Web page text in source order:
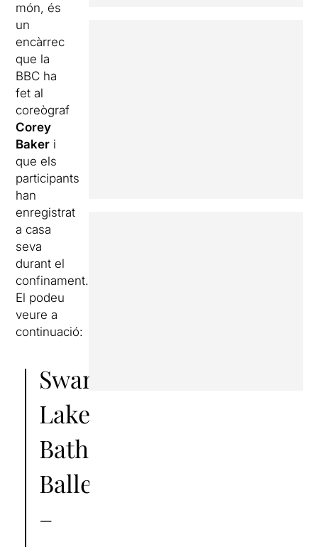
món, és
un
encàrrec
que la
BBC ha
fet al
coreògraf
Corey
Baker i
que els
participants
han
enregistrat
a casa
seva
durant el
confinament.
El podeu
veure a
continuació:
Swan
Lake
Bath
Ballet
–